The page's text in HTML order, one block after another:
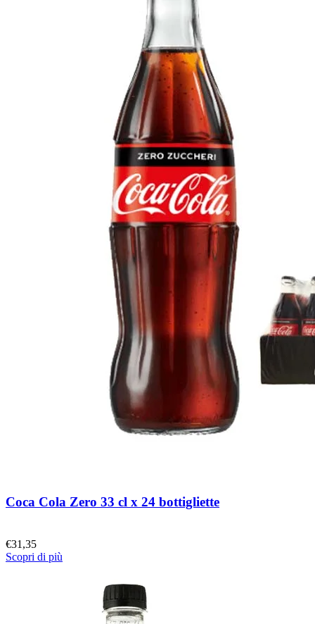
Coca Cola Zero 33 cl x 24 bottigliette
€31,35
Scopri di più